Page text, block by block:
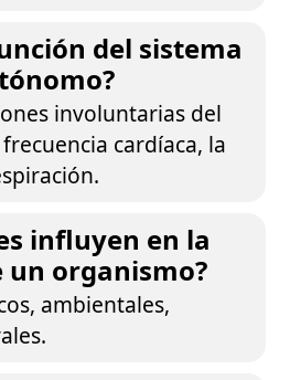
del sistema
involuntarias del
cardíaca, la
influyen en la
un organismo?
ambientales,